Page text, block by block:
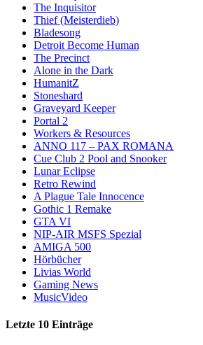
The Inquisitor
Thief (Meisterdieb)
Bladesong
Detroit Become Human
The Precinct
Alone in the Dark
HumanitZ
Stoneshard
Graveyard Keeper
Portal 2
Workers & Resources
ANNO 117 – PAX ROMANA
Cue Club 2 Pool and Snooker
Lunar Eclipse
Retro Rewind
A Plague Tale Innocence
Gothic 1 Remake
GTA VI
NIP-AIR MSFS Spezial
AMIGA 500
Hörbücher
Livias World
Gaming News
MusicVideo
Letzte 10 Einträge